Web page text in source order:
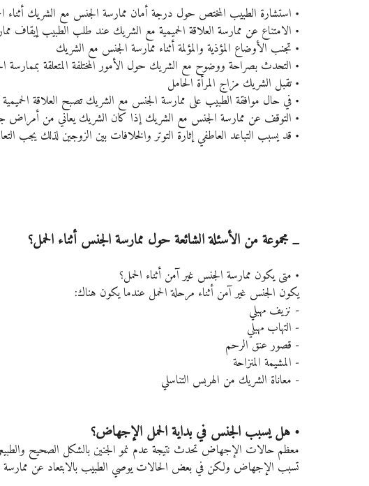
• استشارة الطبيب المختص حول درجة أمان ممارسة الجنس مع الشريك أثناء
• الامتناع عن ممارسة العلاقة الحميمية مع الشريك عند طلب الطبيب إيقاف
• تجنب الأوضاع المؤذية والمؤلمة أثناء ممارسة الجنس مع الشريك
• التحدث بصراحة ووضوح مع الشريك حول الأمور المختلفة المتعلقة بممارسة
• تقبل الشريك مزاج المرأة الحامل
• في حال موافقة الطبيب على ممارسة الجنس مع الشريك تصبح العلاقة الحميمية
• التوقف عن ممارسة الجنس مع الشريك إذا كان الشريك يعاني من أمراض
• قد يسبب التباعد العاطفي إثارة التوتر والخلافات بين الزوجين لذلك يجب
_ مجموعة من الأسئلة الشائعة حول ممارسة الجنس أثناء الحمل؟
• متى يكون ممارسة الجنس غير آمن أثناء الحمل؟
يكون الجنس غير آمن أثناء مرحلة الحمل عندما يكون هناك:
- نزيف مهبلي
- التهاب مهبلي
- قصور عنق الرحم
- المشيمة المنزاحة
- معاناة الشريك من الهربس التناسلي
• هل يسبب الجنس في بداية الحمل الإجهاض؟
معظم حالات الإجهاض تحدث نتيجة عدم نمو الجنين بالشكل الصحيح والطبيعي
تسبب الإجهاض ولكن في بعض الحالات يوصي الطبيب بالابتعاد عن ممارسة